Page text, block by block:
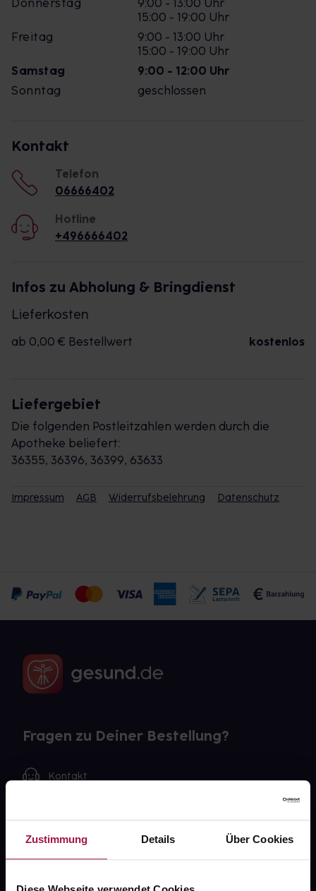
Zustimmung Details Über Cookies
Donnerstag
9:00 - 13:00 Uhr
15:00 - 19:00 Uhr
Freitag
9:00 - 13:00 Uhr
15:00 - 19:00 Uhr
Samstag
9:00 - 12:00 Uhr
Sonntag
geschlossen
Kontakt
Telefon
06666402
Hotline
+496666402
Infos zu Abholung & Bringdienst
Lieferkosten
ab 0,00 € Bestellwert kostenlos
Liefergebiet
Die folgenden Postleitzahlen werden durch die
Apotheke beliefert:
36355, 36396, 36399, 63633
Impressum AGB Widerrufsbelehrung Datenschutz
Fragen zu Deiner Bestellung?
Kontakt
Widerrufsformular